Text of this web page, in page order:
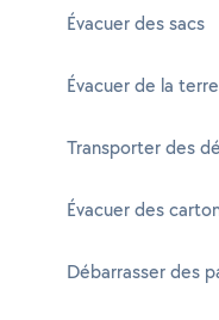
Évacuer des sacs
Évacuer de la terre
Transporter des
Évacuer des
Débarrasser des